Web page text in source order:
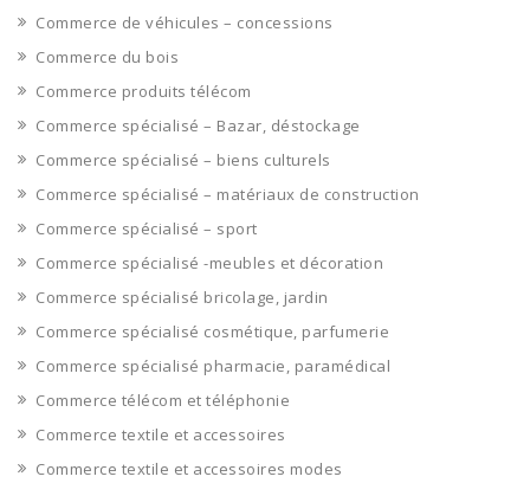
Commerce de véhicules – concessions
Commerce du bois
Commerce produits télécom
Commerce spécialisé – Bazar, déstockage
Commerce spécialisé – biens culturels
Commerce spécialisé – matériaux de construction
Commerce spécialisé – sport
Commerce spécialisé -meubles et décoration
Commerce spécialisé bricolage, jardin
Commerce spécialisé cosmétique, parfumerie
Commerce spécialisé pharmacie, paramédical
Commerce télécom et téléphonie
Commerce textile et accessoires
Commerce textile et accessoires modes